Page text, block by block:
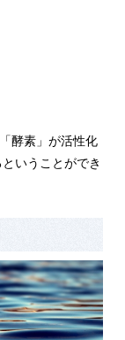
酵素」が活性化
いうことができ